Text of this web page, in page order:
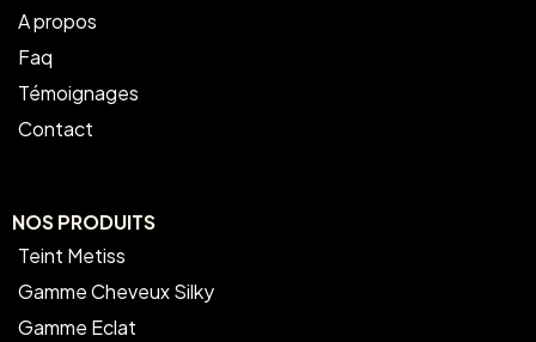
A propos
Faq
Témoignages
Contact
NOS PRODUITS
Teint Metiss
Gamme Cheveux Silky
Gamme Eclat